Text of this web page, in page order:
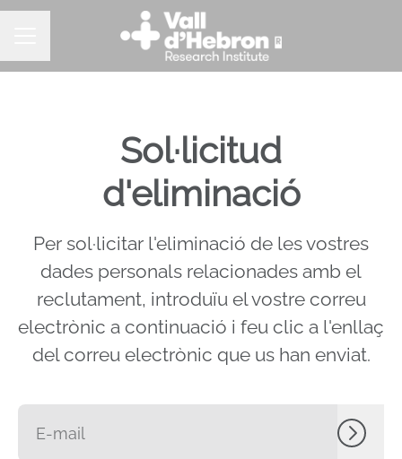
Menú borsa de treball
Sol·licitud
d'eliminació
Per sol·licitar l'eliminació de les vostres
dades personals relacionades amb el
reclutament, introduïu el vostre correu
electrònic a continuació i feu clic a l'enllaç
del correu electrònic que us han enviat.